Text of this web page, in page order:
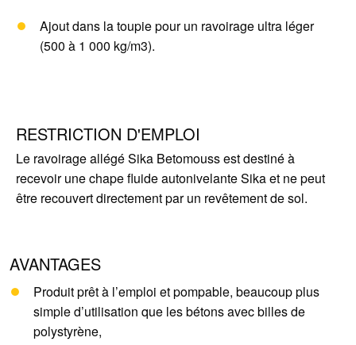
Ajout dans la toupie pour un ravoirage ultra léger
(500 à 1 000 kg/m3).
RESTRICTION D'EMPLOI
Le ravoirage allégé Sika Betomouss est destiné à
recevoir une chape fluide autonivelante Sika et ne peut
être recouvert directement par un revêtement de sol.
AVANTAGES
Produit prêt à l’emploi et pompable, beaucoup plus
simple d’utilisation que les bétons avec billes de
polystyrène,